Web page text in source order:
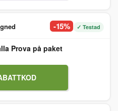
-15% ✓ Testad
Prova på paket